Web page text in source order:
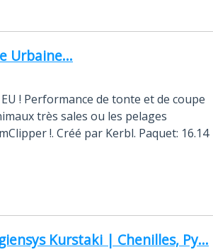
Urbaine...
! Performance de tonte et de coupe
très sales ou les pelages
!. Créé par Kerbl. Paquet: 16.14
Kurstaki | Chenilles, Py...